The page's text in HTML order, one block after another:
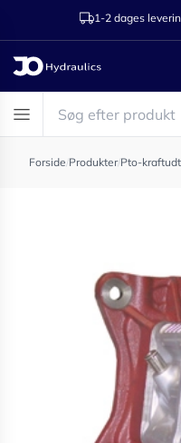
1-2 dages
Forside/Produkter/Pto-